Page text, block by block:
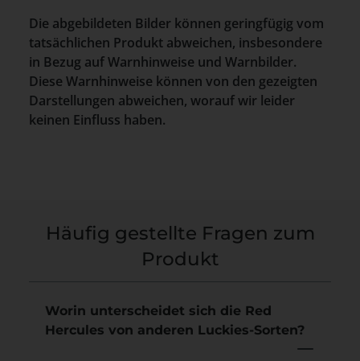
Die abgebildeten Bilder können geringfügig vom
tatsächlichen Produkt abweichen, insbesondere
in Bezug auf Warnhinweise und Warnbilder.
Diese Warnhinweise können von den gezeigten
Darstellungen abweichen, worauf wir leider
keinen Einfluss haben.
Häufig gestellte Fragen zum
Produkt
Worin unterscheidet sich die Red
Hercules von anderen Luckies-Sorten?